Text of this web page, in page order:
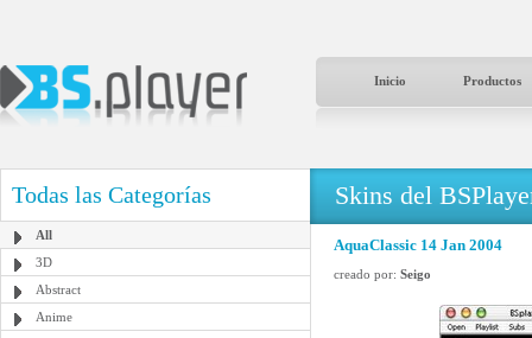
Inicio Productos
Todas las Categorías
All
3D
Abstract
Anime
Skins del
AquaClassic 14 Jan 2004
creado por: Seigo